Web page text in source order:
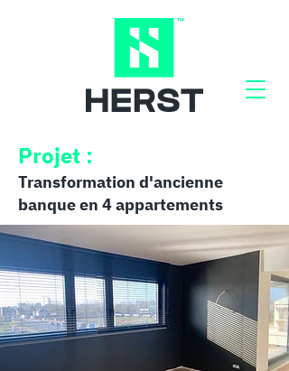
Projet :
Transformation d'ancienne
banque en 4 appartements